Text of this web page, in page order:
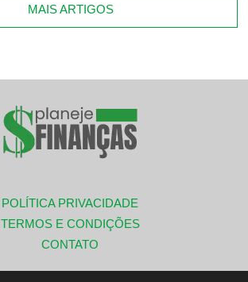
MAIS ARTIGOS
POLÍTICA PRIVACIDADE
TERMOS E CONDIÇÕES
CONTATO